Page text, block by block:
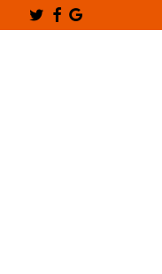
TwitterFacebook
Google-
Plus